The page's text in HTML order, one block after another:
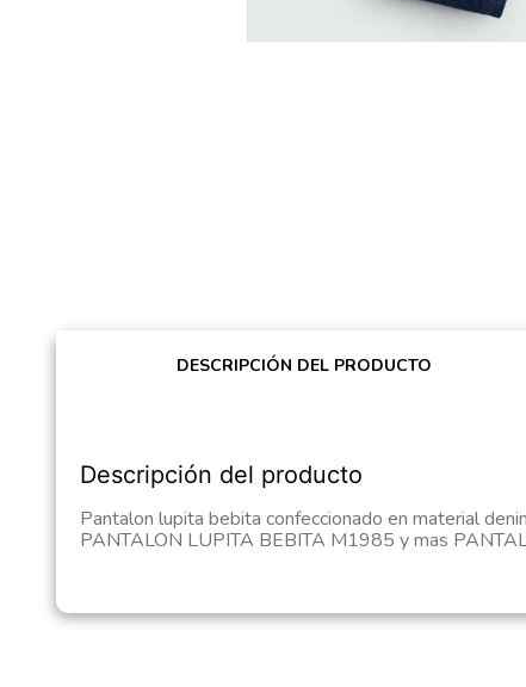
DESCRIPCIÓN DEL PRODUCTO
Descripción del producto
Pantalon lupita bebita confeccionado en material
PANTALON LUPITA BEBITA M1985 y mas